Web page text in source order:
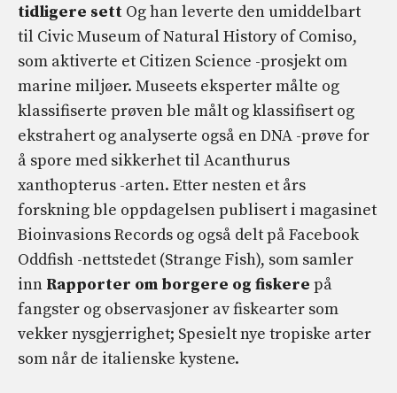
tidligere sett Og han leverte den umiddelbart
til Civic Museum of Natural History of Comiso,
som aktiverte et Citizen Science -prosjekt om
marine miljøer. Museets eksperter målte og
klassifiserte prøven ble målt og klassifisert og
ekstrahert og analyserte også en DNA -prøve for
å spore med sikkerhet til Acanthurus
xanthopterus -arten. Etter nesten et års
forskning ble oppdagelsen publisert i magasinet
Bioinvasions Records og også delt på Facebook
Oddfish -nettstedet (Strange Fish), som samler
inn Rapporter om borgere og fiskere på
fangster og observasjoner av fiskearter som
vekker nysgjerrighet; Spesielt nye tropiske arter
som når de italienske kystene.